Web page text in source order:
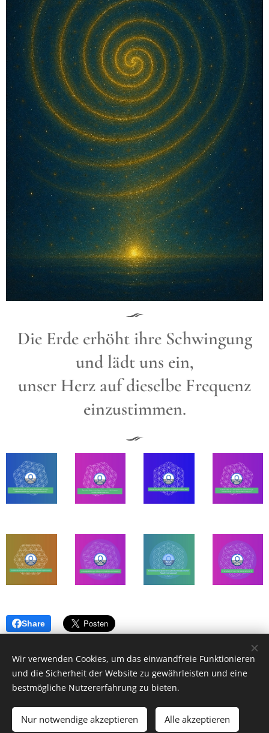
Die Erde erhöht ihre Schwingung
und lädt uns ein,
unser Herz auf dieselbe Frequenz
einzustimmen.
Share
Energetik-Coaches Katrin Axt & Ingo Schröder
Alle Rechte vorbehalten 2026
Kontakt-Impressum-Datenschutz - Rechtliches
Wir verwenden Cookies, um das einwandfreie Funktionieren
und die Sicherheit der Website zu gewährleisten und eine
bestmögliche Nutzererfahrung zu bieten.
Nur notwendige akzeptieren Alle akzeptieren